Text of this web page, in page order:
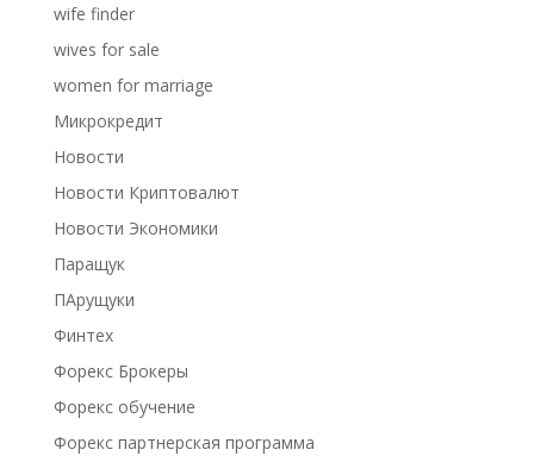
wife finder
wives for sale
women for marriage
Микрокредит
Новости
Новости Криптовалют
Новости Экономики
Паращук
ПАрущуки
Финтех
Форекс Брокеры
Форекс обучение
Форекс партнерская программа